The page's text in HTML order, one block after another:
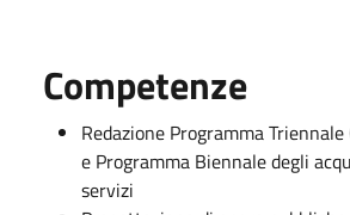
Competenze
Redazione Programma
e Programma Biennale degli
servizi